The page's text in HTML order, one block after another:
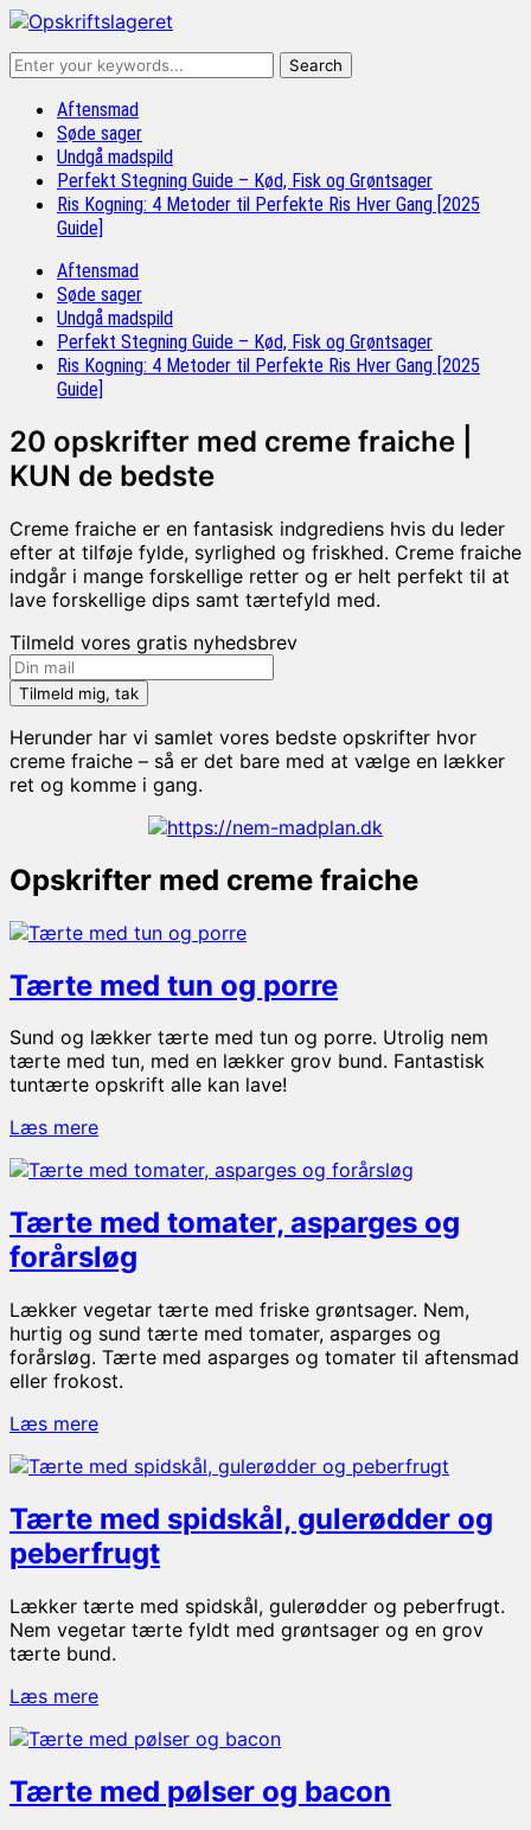
Aftensmad
Søde sager
Undgå madspild
Perfekt Stegning Guide – Kød, Fisk og Grøntsager
Ris Kogning: 4 Metoder til Perfekte Ris Hver Gang [2025
Guide]
Aftensmad
Søde sager
Undgå madspild
Perfekt Stegning Guide – Kød, Fisk og Grøntsager
Ris Kogning: 4 Metoder til Perfekte Ris Hver Gang [2025
Guide]
20 opskrifter med creme fraiche |
KUN de bedste
Creme fraiche er en fantasisk indgrediens hvis du leder
efter at tilføje fylde, syrlighed og friskhed. Creme fraiche
indgår i mange forskellige retter og er helt perfekt til at
lave forskellige dips samt tærtefyld med.
Tilmeld vores gratis nyhedsbrev
Herunder har vi samlet vores bedste opskrifter hvor
creme fraiche – så er det bare med at vælge en lækker
ret og komme i gang.
Opskrifter med creme fraiche
Tærte med tun og porre
Sund og lækker tærte med tun og porre. Utrolig nem
tærte med tun, med en lækker grov bund. Fantastisk
tuntærte opskrift alle kan lave!
Læs mereTærte
tun
porre
Tærte med tomater, asparges og
forårsløg
Lækker vegetar tærte med friske grøntsager. Nem,
hurtig og sund tærte med tomater, asparges og
forårsløg. Tærte med asparges og tomater til aftensmad
eller frokost.
Læs mereTærte
tomater,
og
forårsløg
Tærte med spidskål, gulerødder og
peberfrugt
Lækker tærte med spidskål, gulerødder og peberfrugt.
Nem vegetar tærte fyldt med grøntsager og en grov
tærte bund.
Læs mereTærte
spidskål,
og
peberfrugt
Tærte med pølser og bacon